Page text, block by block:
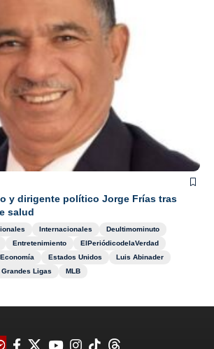
y dirigente político Jorge Frías tras
salud
Internacionales
Deultimominuto
Entretenimiento
ElPeriódicodelaVerdad
Economía Estados Unidos
Luis Abinader
Grandes Ligas MLB